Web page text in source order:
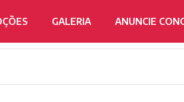
GALERIA ANUNCIE